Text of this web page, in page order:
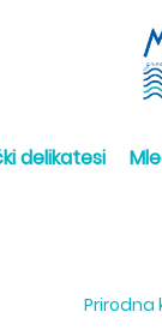
delikatesi
Prirodna